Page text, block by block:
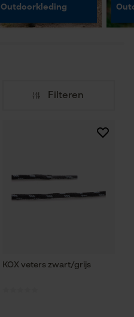
Outdoorkleding
Filteren
KOX veters zwart/grijs